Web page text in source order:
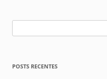
por:
POSTS RECENTES